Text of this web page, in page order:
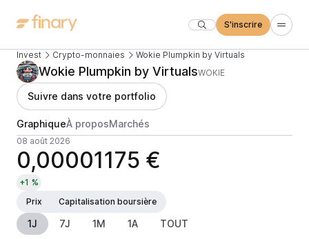
S'inscrire
Invest Crypto-monnaies Wokie Plumpkin by Virtuals
Wokie Plumpkin by VirtualsWOKIE
Suivre dans votre portfolio
GraphiqueÀ proposMarchés
08 août 2026
0,00001175 €
+1 %
Prix
Capitalisation boursière
1J 7J 1M 1A TOUT